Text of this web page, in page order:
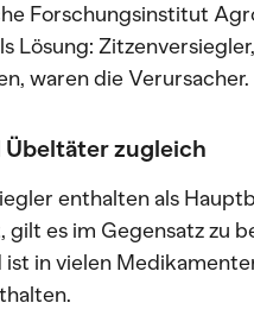
Forschungsinstitut
Lösung:
waren die Verursacher.
zugleich
enthalten als
gilt es im Gegensatz zu
in vielen